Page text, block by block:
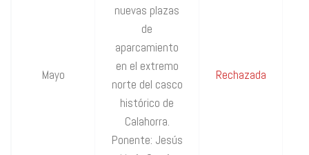
Mayo
nuevas plazas
de
aparcamiento
en el extremo
norte del casco
histórico de
Calahorra.
Ponente: Jesús
Rechazada